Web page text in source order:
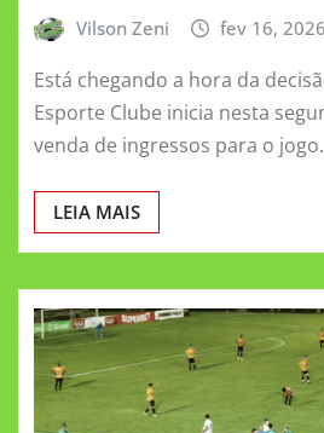
Vilson Zeni fev 16, 2026
Está chegando a hora da
Esporte Clube inicia nesta
venda de ingressos para o
LEIA MAIS